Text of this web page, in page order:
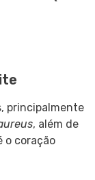
principalmente
, além de
o coração